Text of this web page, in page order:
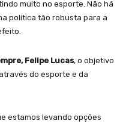
muito no esporte. Não há
política tão robusta para a
Felipe Lucas, o objetivo
do esporte e da
estamos levando opções